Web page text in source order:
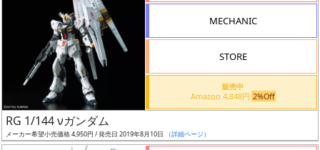
況
売
MECHANIC
STORE
販売中
Amazon 4,848円 2%Off
RG 1/144 νガンダム
メーカー希望小売価格 4,950円 / 発売日 2019年8月10日 （詳細ページ）